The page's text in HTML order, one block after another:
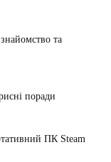
та
поради
ПК Steam